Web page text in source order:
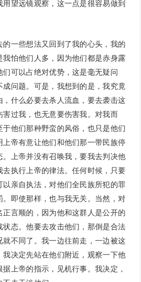
望远镜观察，这一点是很容易做到
一些想法又回到了我的心头，我的
我怕他们人多，因为他们都是赤身露
可以占绝对优势，这是毫无疑问
成问题。可是，我想到的是，我究竟
，什么必要去杀人流血，要去袭击这
害过我，也无意要伤害我。对我而
他们那种野蛮的风俗，也只是他们
上帝有意让他们和他们那一带民族停
。上帝并没有召唤我，要我去判决他
去执行上帝的律法。任何时候，只要
以亲自执法，对他们全民族所犯的罪
。即使那样，也与我无关。当然，对
言顺的，因为他和这群人是公开的
状态。他要去攻击他们，那倒是合法
就不同了。我一边往前走，一边被这
我决定先站在他们附近，观察一下他
上帝的指示，见机行事。我决定，